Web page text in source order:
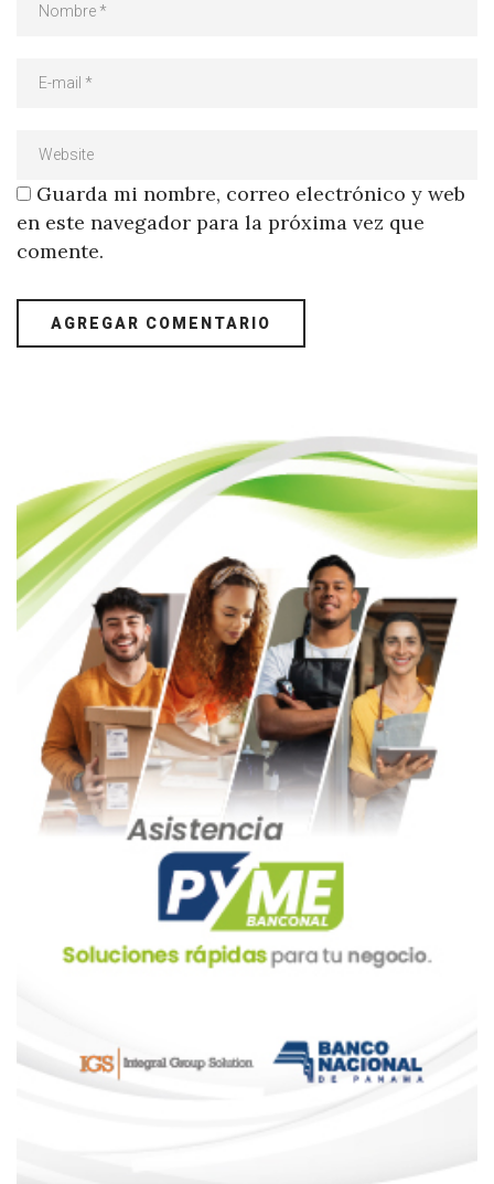
Guarda mi nombre, correo electrónico y web
en este navegador para la próxima vez que
comente.